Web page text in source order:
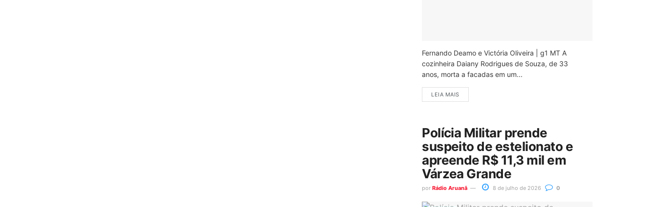
Fernando Deamo e Victória Oliveira | g1 MT A
cozinheira Daiany Rodrigues de Souza, de 33
anos, morta a facadas em um...
LEIA MAIS
Polícia Militar prende
suspeito de estelionato e
apreende R$ 11,3 mil em
Várzea Grande
por Rádio Aruanã 8 de julho de 2026 0